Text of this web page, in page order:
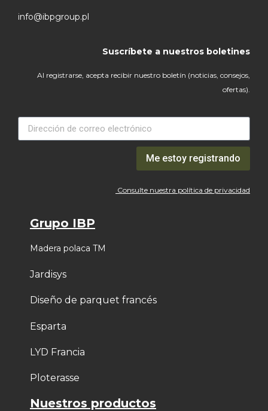
info@ibpgroup.pl
Suscríbete a nuestros boletines
Al registrarse, acepta recibir nuestro boletín (noticias, consejos,
ofertas).
Me estoy registrando
Consulte nuestra política de privacidad
Grupo IBP
Madera polaca TM
Jardisys
Diseño de parquet francés
Esparta
LYD Francia
Ploterasse
Nuestros productos